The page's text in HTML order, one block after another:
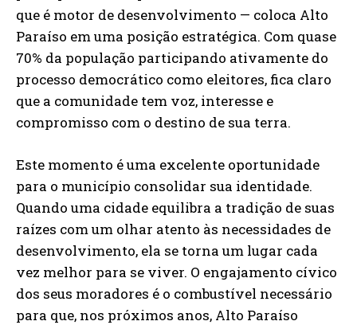
que é motor de desenvolvimento — coloca Alto
Paraíso em uma posição estratégica. Com quase
70% da população participando ativamente do
processo democrático como eleitores, fica claro
que a comunidade tem voz, interesse e
compromisso com o destino de sua terra.
Este momento é uma excelente oportunidade
para o município consolidar sua identidade.
Quando uma cidade equilibra a tradição de suas
raízes com um olhar atento às necessidades de
desenvolvimento, ela se torna um lugar cada
vez melhor para se viver. O engajamento cívico
dos seus moradores é o combustível necessário
para que, nos próximos anos, Alto Paraíso